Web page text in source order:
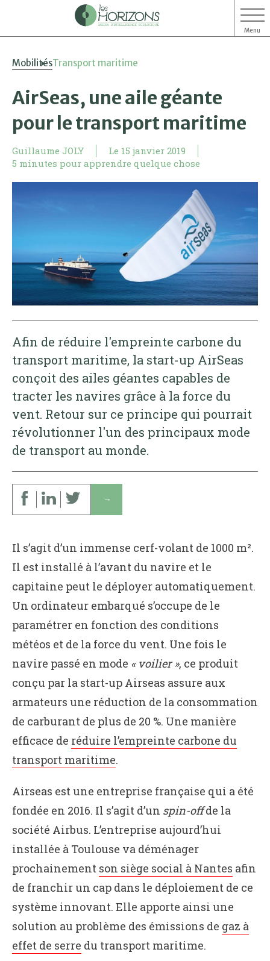
Menu
MobilitésTransport maritime
AirSeas, une aile géante
pour le transport maritime
Guillaume JOLY Le 15 janvier 2019
5 minutes pour apprendre quelque chose
Afin de réduire l'empreinte carbone du
transport maritime, la start-up AirSeas
conçoit des ailes géantes capables de
tracter les navires grâce à la force du
vent. Retour sur ce principe qui pourrait
révolutionner l'un des principaux mode
de transport au monde.
↓
Il s’agit d’un immense cerf-volant de 1000 m².
Il est installé à l’avant du navire et le
capitaine peut le déployer automatiquement.
Un ordinateur embarqué s’occupe de le
paramétrer en fonction des conditions
météos et de la force du vent. Une fois le
navire passé en mode « voilier », ce produit
conçu par la start-up Airseas assure aux
armateurs une réduction de la consommation
de carburant de plus de 20 %. Une manière
efficace de réduire l’empreinte carbone du
transport maritime.
Airseas est une entreprise française qui a été
fondée en 2016. Il s’agit d’un spin-offde la
société Airbus. L’entreprise aujourd’hui
installée à Toulouse va déménager
prochainement son siège social à Nantes afin
de franchir un cap dans le déploiement de ce
système innovant. Elle apporte ainsi une
solution au problème des émissions de gaz à
effet de serre du transport maritime.